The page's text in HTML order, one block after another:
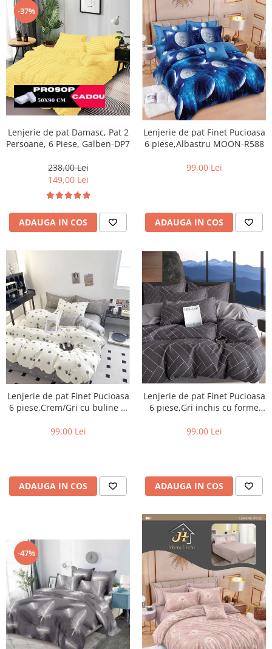
-37%
Lenjerie de pat Damasc, Pat 2
Persoane, 6 Piese, Galben-DP7
238,00 Lei
149,00 Lei
ADAUGA IN COS
Lenjerie de pat Finet Pucioasa
6 piese,Albastru MOON-R588
99,00 Lei
ADAUGA IN COS
Lenjerie de pat Finet Pucioasa
6 piese,Crem/Gri cu buline si
99,00 Lei
ADAUGA IN COS
Lenjerie de pat Finet Pucioasa
6 piese,Gri inchis cu forme
99,00 Lei
ADAUGA IN COS
-47%